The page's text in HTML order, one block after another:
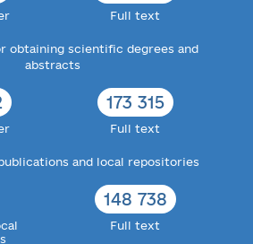
Full text
obtaining scientific degrees and
abstracts
173 315
Full text
and local repositories
148 738
Full text